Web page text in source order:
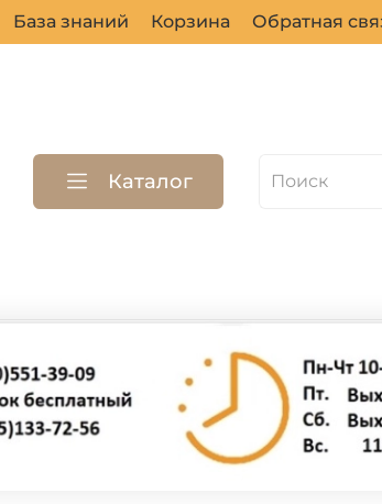
База знаний Корзина Обратная
Каталог